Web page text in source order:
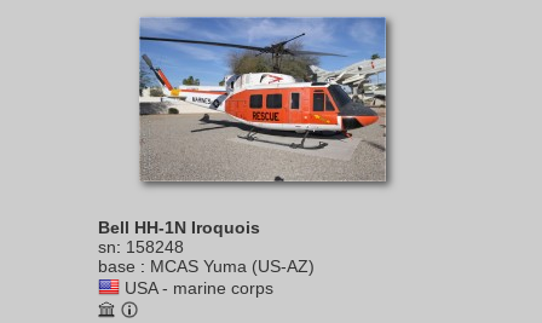
Bell HH-1N Iroquois
sn: 158248
base : MCAS Yuma (US-AZ)
USA - marine corps